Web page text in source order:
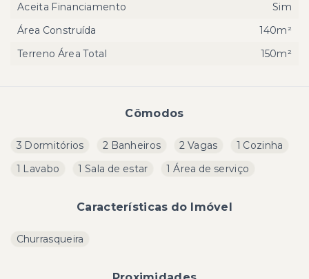
Cômodos
3 Dormitórios 2 Banheiros 2 Vagas
1 Cozinha
1 Lavabo
1 Sala de estar 1 Área de serviço
Características do Imóvel
Churrasqueira
Aceita Financiamento
Sim
Área Construída
140m²
Terreno Área Total
150m²